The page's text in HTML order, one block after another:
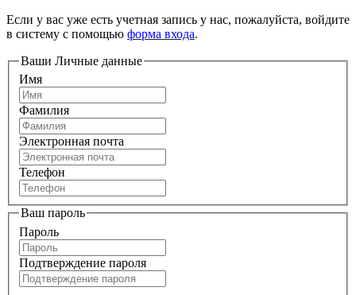
Если у вас уже есть учетная запись у нас, пожалуйста, войдите
в систему с помощью форма входа.
Ваши Личные данные
Имя
Фамилия
Электронная почта
Телефон
Ваш пароль
Пароль
Подтверждение пароля